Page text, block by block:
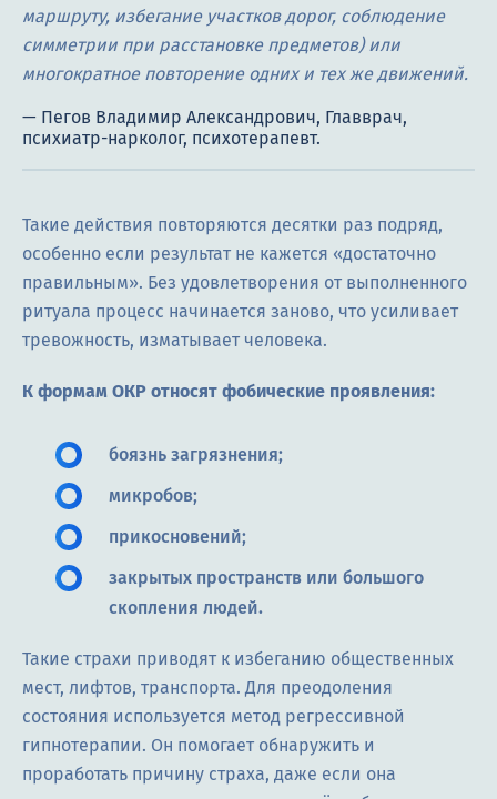
маршруту, избегание участков дорог, соблюдение
симметрии при расстановке предметов) или
многократное повторение одних и тех же движений.
Такие действия повторяются десятки раз подряд,
особенно если результат не кажется «достаточно
правильным». Без удовлетворения от выполненного
ритуала процесс начинается заново, что усиливает
тревожность, изматывает человека.
К формам ОКР относят фобические проявления:
боязнь загрязнения;
микробов;
прикосновений;
закрытых пространств или большого
скопления людей.
Такие страхи приводят к избеганию общественных
мест, лифтов, транспорта. Для преодоления
состояния используется метод регрессивной
гипнотерапии. Он помогает обнаружить и
проработать причину страха, даже если она